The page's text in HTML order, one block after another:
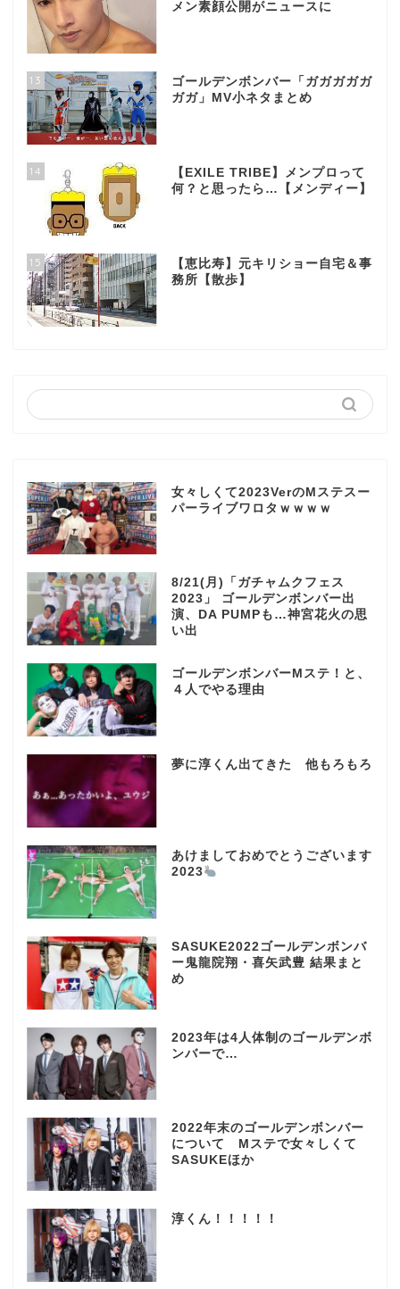
メン素顔公開がニュースに
13
ゴールデンボンバー「ガガガガガ
ガガ」MV小ネタまとめ
14
【EXILE TRIBE】メンプロって
何？と思ったら…【メンディー】
15
【恵比寿】元キリショー自宅＆事
務所【散歩】
女々しくて2023VerのMステスー
パーライブワロタｗｗｗｗ
8/21(月)「ガチャムクフェス
2023」 ゴールデンボンバー出
演、DA PUMPも…神宮花火の思
い出
ゴールデンボンバーMステ！と、
４人でやる理由
夢に淳くん出てきた 他もろもろ
あけましておめでとうございます
2023
SASUKE2022ゴールデンボンバ
ー鬼龍院翔・喜矢武豊 結果まと
め
2023年は4人体制のゴールデンボ
ンバーで…
2022年末のゴールデンボンバー
について Mステで女々しくて
SASUKEほか
淳くん！！！！！